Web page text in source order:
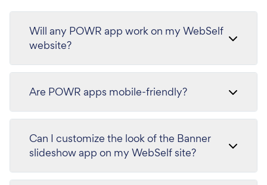
Will any POWR app work on my WebSelf
website?
Are POWR apps mobile-friendly?
Can I customize the look of the Banner
slideshow app on my WebSelf site?